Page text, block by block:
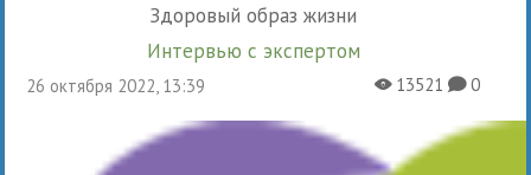
Здоровый образ жизни
Интервью с экспертом
26 октября 2022, 13:39 X13521K0